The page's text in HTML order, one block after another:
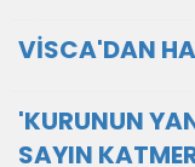
VİSCA'DAN
'KURUNUN
SAYIN